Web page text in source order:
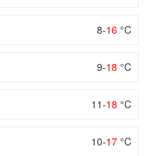
8-16 °C
9-18 °C
11-18 °C
10-17 °C